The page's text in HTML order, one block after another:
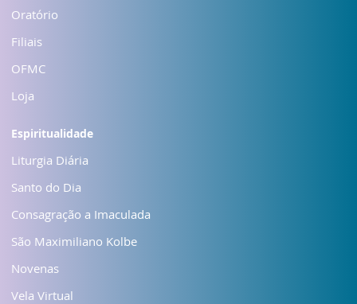
Oratório
Filiais
OFMC
Loja
Espiritualidade
Liturgia Diária
Santo do Dia
Consagração a Imaculada
São Maximiliano Kolbe
Novenas
Vela Virtual